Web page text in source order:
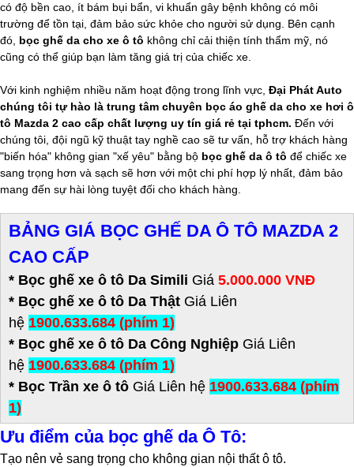
có độ bền cao, ít bám bụi bẩn, vi khuẩn gây bệnh không có môi
trường để tồn tại, đảm bảo sức khỏe cho người sử dụng. Bên cạnh
đó, bọc ghế da cho xe ô tô không chỉ cải thiện tính thẩm mỹ, nó
cũng có thể giúp bạn làm tăng giá trị của chiếc xe.
Với kinh nghiệm nhiều năm hoạt động trong lĩnh vực, Đại Phát Auto
chúng tôi tự hào là trung tâm chuyên bọc áo ghế da cho xe hơi ô
tô Mazda 2 cao cấp chất lượng uy tín giá rẻ tại tphcm. Đến với
chúng tôi, đội ngũ kỹ thuật tay nghề cao sẽ tư vấn, hỗ trợ khách hàng
"biến hóa" không gian "xế yêu" bằng bộ bọc ghế da ô tô để chiếc xe
sang trọng hơn và sạch sẽ hơn với một chi phí hợp lý nhất, đảm bảo
mang đến sự hài lòng tuyệt đối cho khách hàng.
BẢNG GIÁ BỌC GHẾ DA Ô TÔ MAZDA 2
CAO CẤP
* Bọc ghế xe ô tô Da Simili Giá 5.000.000 VNĐ
* Bọc ghế xe ô tô Da Thật Giá Liên
hệ 1900.633.684 (phím 1)
* Bọc ghế xe ô tô Da Công Nghiệp Giá Liên
hệ 1900.633.684 (phím 1)
* Bọc Trần xe ô tô Giá Liên hệ 1900.633.684 (phím
1)
Ưu điểm của bọc ghế da Ô Tô:
Tạo nên vẻ sang trọng cho không gian nội thất ô tô.